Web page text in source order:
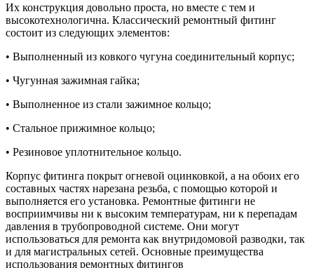
Их конструкция довольно проста, но вместе с тем и
высокотехнологична. Классический ремонтный фитинг
состоит из следующих элементов:
• Выполненный из ковкого чугуна соединительный корпус;
• Чугунная зажимная гайка;
• Выполненное из стали зажимное кольцо;
• Стальное прижимное кольцо;
• Резиновое уплотнительное кольцо.
Корпус фитинга покрыт огневой оцинковкой, а на обоих его
составных частях нарезана резьба, с помощью которой и
выполняется его установка. Ремонтные фитинги не
восприимчивы ни к высоким температурам, ни к перепадам
давления в трубопроводной системе. Они могут
использоваться для ремонта как внутридомовой разводки, так
и для магистральных сетей. Основные преимущества
использования ремонтных фитингов